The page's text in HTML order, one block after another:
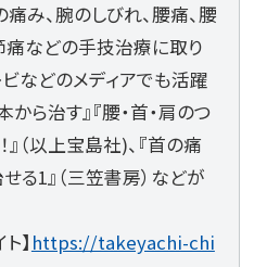
み、腕のしびれ、腰痛、腰
などの手技治療に取り
ビなどのメディアでも活躍
ら治す』『腰・首・肩のつ
（以上宝島社)、『首の痛
る1』（三笠書房）などが
】 https://takeyachi-chi